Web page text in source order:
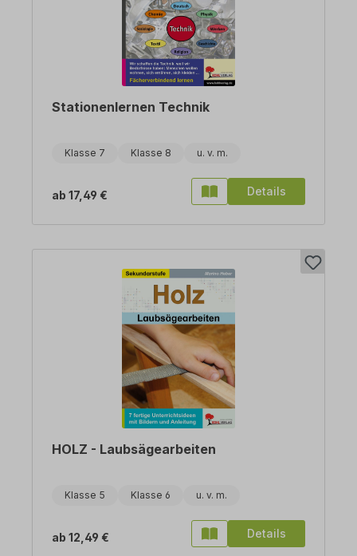
Stationenlernen Technik
Klasse 7 Klasse 8
ab 17,49 € Details
HOLZ - Laubsägearbeiten
Klasse 5 Klasse 6
ab 12,49 € Details